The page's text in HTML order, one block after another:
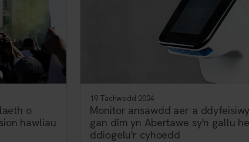
o
hawliau
19 Tachwedd 2024
Monitor ansawdd aer a
gan dîm yn Abertawe sy'n gallu
ddiogelu'r cyhoedd